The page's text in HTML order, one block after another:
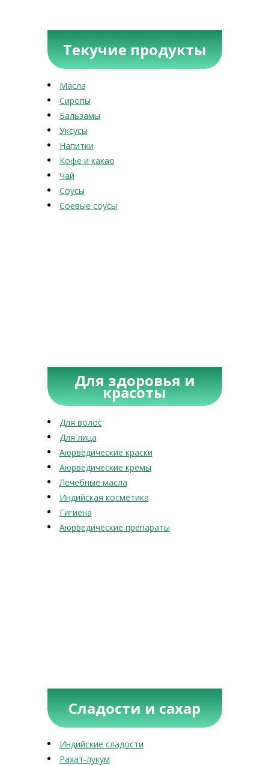
Текучие продукты
Масла
Сиропы
Бальзамы
Уксусы
Напитки
Кофе и какао
Чай
Соусы
Соевые соусы
Для здоровья и
красоты
Для волос
Для лица
Аюрведические краски
Аюрведические кремы
Лечебные масла
Индийская косметика
Гигиена
Аюрведические препараты
Сладости и сахар
Индийские сладости
Рахат-лукум